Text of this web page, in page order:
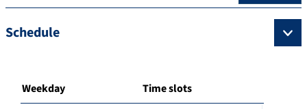
Schedule
Weekday Time slots